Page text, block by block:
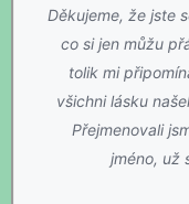
Děkujeme, že jste
co si jen můžu
tolik mi
všichni lásku
Přejmenovali
jméno, už